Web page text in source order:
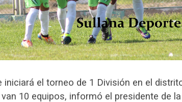
iniciará el torneo de 1 División en el
10 equipos, informó el presidente de